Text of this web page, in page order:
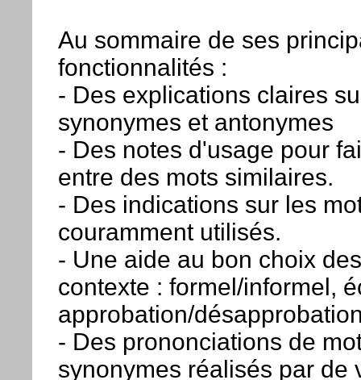
Au sommaire de ses
fonctionnalités :
- Des explications claires
synonymes et antonymes
- Des notes d'usage pour
entre des mots similaires.
- Des indications sur les
couramment utilisés.
- Une aide au bon choix
contexte : formel/informel,
approbation/
- Des prononciations de
synonymes réalisés par de